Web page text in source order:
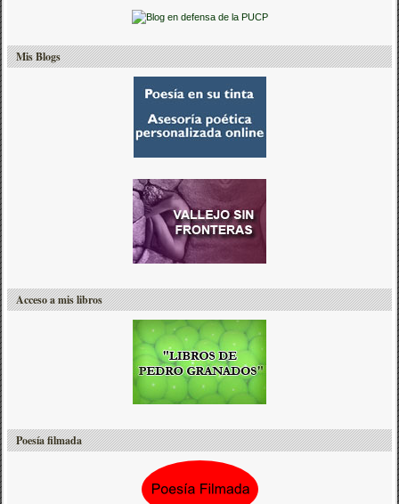
Mis Blogs
Acceso a mis libros
Poesía filmada